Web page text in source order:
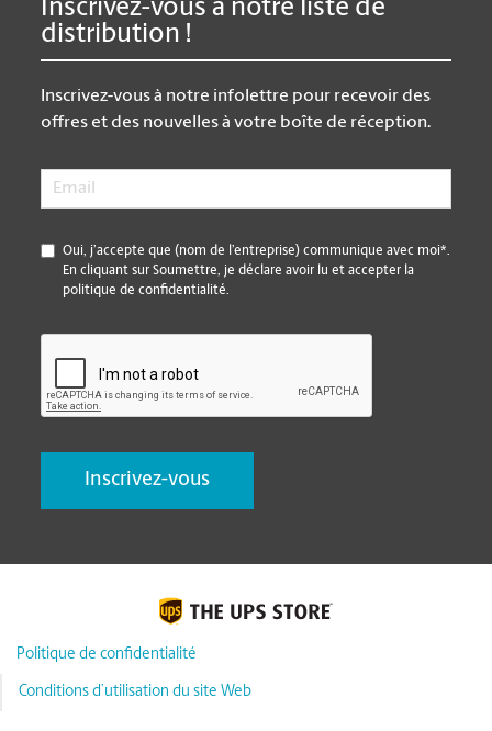
Inscrivez-vous à notre liste de
distribution !
Inscrivez-vous à notre infolettre pour recevoir des
offres et des nouvelles à votre boîte de réception.
Email
*
Oui, j’accepte que (nom de l’entreprise) communique avec moi*.
En cliquant sur Soumettre, je déclare avoir lu et accepter la
politique de confidentialité.
Politique de confidentialité
Conditions d’utilisation du site Web